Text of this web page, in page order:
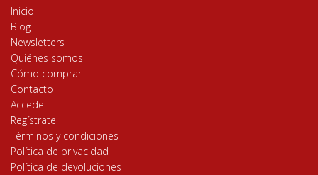
Inicio
Blog
Newsletters
Quiénes somos
Cómo comprar
Contacto
Accede
Regístrate
Términos y condiciones
Política de privacidad
Política de devoluciones